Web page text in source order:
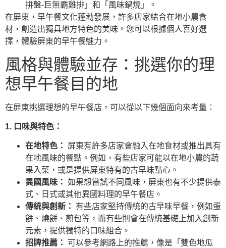
拼盤-巨無霸雞排」和「風味鍋燒」。
在屏東，早午餐文化蓬勃發展，許多店家結合在地小農食
材，創造出獨具地方特色的美味。您可以根據個人喜好選
擇，體驗屏東的早午餐魅力。
風格與體驗並存：挑選你的理
想早午餐目的地
在屏東挑選理想的早午餐店，可以從以下幾個面向來考量：
1. 口味與特色：
在地特色：
屏東有許多店家會融入在地食材或推出具有
在地風味的餐點。例如，有些店家可能以在地小農的蔬
果入菜，或是提供屏東特有的古早味點心。
異國風味： 如果想嘗試不同風味，屏東也有不少提供泰
式、日式或其他異國料理的早午餐店。
傳統與創新：
有些店家堅持傳統的古早味早餐，例如蛋
餅、燒餅、煎包等，而有些則會在傳統基礎上加入創新
元素，提供獨特的口味組合。
招牌推薦：
可以參考網路上的推薦，像是「雙色地瓜